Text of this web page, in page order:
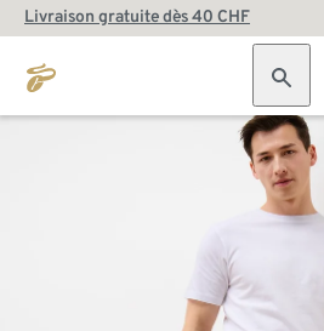
Livraison gratuite dès 40 CHF